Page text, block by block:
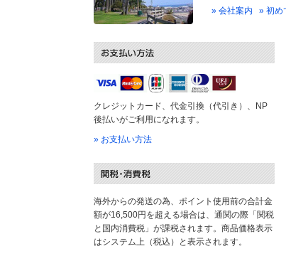
» 会社案内
» 初め
クレジットカード、代金引換（代引き）、NP
後払いがご利用になれます。
» お支払い方法
海外からの発送の為、ポイント使用前の合計金
額が16,500円を超える場合は、通関の際「関税
と国内消費税」が課税されます。商品価格表示
はシステム上（税込）と表示されます。